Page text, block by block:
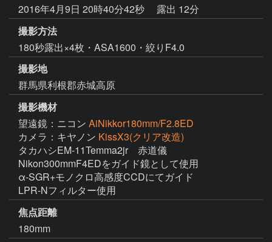
2016年4月9日 20時40分42秒
露出 12分
撮影方法
180秒露出×4枚・ASA1600・絞りF4.0
撮影地
群馬県利根郡赤城高原
撮影機材
望遠鏡：ニコン AiNikkor180mm/F2.8ED
カメラ：キヤノン KissX3(クリア改造)
タカハシEM-11Temma2jr　赤道儀
Nikon300mmF4EDをガイド鏡として使用
α-SGR+モノクロ高感度CCDにてガイド
LPR-Nフィルター使用
焦点距離
180mm